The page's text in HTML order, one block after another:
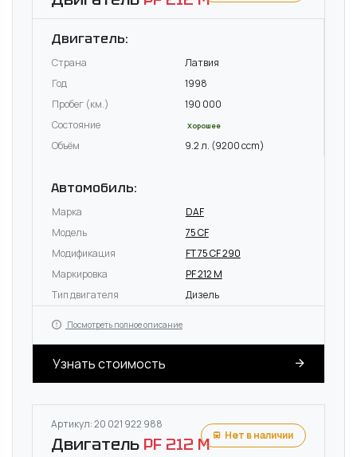
Двигатель:
Страна
Латвия
Год
1998
Пробег (км.)
190 000
Состояние
Хорошее
Объём 9.2 л. (9200 ccm)
Автомобиль:
Марка
DAF
Модель
75 CF
Модификация
FT 75 CF 290
Маркировка
PF 212 M
Тип двигателя
Дизель
Посмотреть полное описание
Узнать стоимость
Артикул: 20 021 922 988
Двигатель PF 212 M Нет в наличии